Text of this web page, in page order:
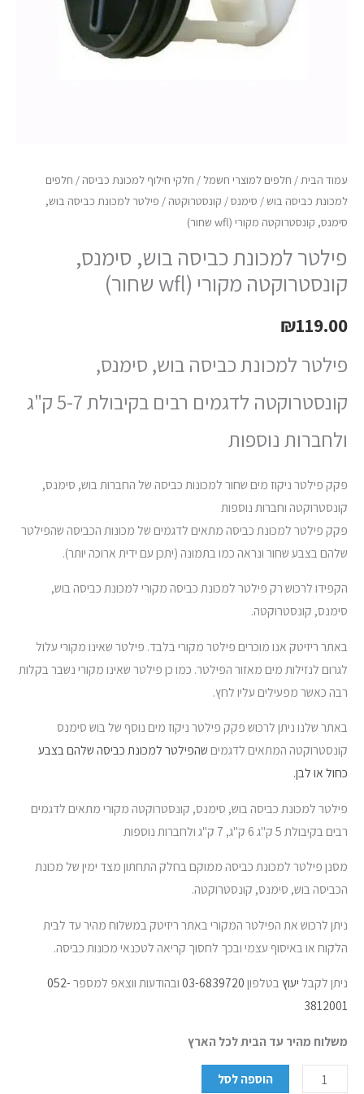
עמוד הבית / חלפים למוצרי חשמל/ חלקי חילוף למכונת כביסה / חלפים
למכונת כביסה בוש / סימנס / קונסטרוקטה / פילטר למכונת כביסה בוש,
סימנס, קונסטרוקטה מקורי (wfl שחור)
פילטר למכונת כביסה בוש, סימנס,
קונסטרוקטה מקורי (wfl שחור)
₪119.00
פילטר למכונת כביסה בוש, סימנס,
קונסטרוקטה לדגמים רבים בקיבולת 5-7 ק"ג
ולחברות נוספות
פקק פילטר ניקוז מים שחור למכונות כביסה של החברות בוש, סימנס,
קונסטרוקטה וחברות נוספות
פקק פילטר למכונת כביסה מתאים לדגמים של מכונות הכביסה שהפילטר
שלהם בצבע שחור ונראה כמו בתמונה (יתכן עם ידית ארוכה יותר).
הקפידו לרכוש רק פילטר למכונת כביסה מקורי למכונת כביסה בוש,
סימנס, קונסטרוקטה.
באתר ריזיטק אנו מוכרים פילטר מקורי בלבד. פילטר שאינו מקורי עלול
לגרום לנזילות מים מאזור הפילטר. כמו כן פילטר שאינו מקורי נשבר בקלות
רבה כאשר מפעילים עליו לחץ.
באתר שלנו ניתן לרכוש פקק פילטר ניקוז מים נוסף של בוש סימנס
קונסטרוקטה המתאים לדגמים שהפילטר למכונת כביסה שלהם בצבע
כחול או לבן.
פילטר למכונת כביסה בוש, סימנס, קונסטרוקטה מקורי מתאים לדגמים
רבים בקיבולת 5 ק"ג 6 ק"ג, 7 ק"ג ולחברות נוספות
מסנן פילטר למכונת כביסה ממוקם בחלק התחתון מצד ימין של מכונת
הכביסה בוש, סימנס, קונסטרוקטה.
ניתן לרכוש את הפילטר המקורי באתר ריזיטק במשלוח מהיר עד לבית
הלקוח או באיסוף עצמי ובכך לחסוך קריאה לטכנאי מכונות כביסה.
ניתן לקבל יעוץ בטלפון 03-6839720 ובהודעות ווצאפ למספר052-
3812001
משלוח מהיר עד הבית לכל הארץ
הוספה לסל